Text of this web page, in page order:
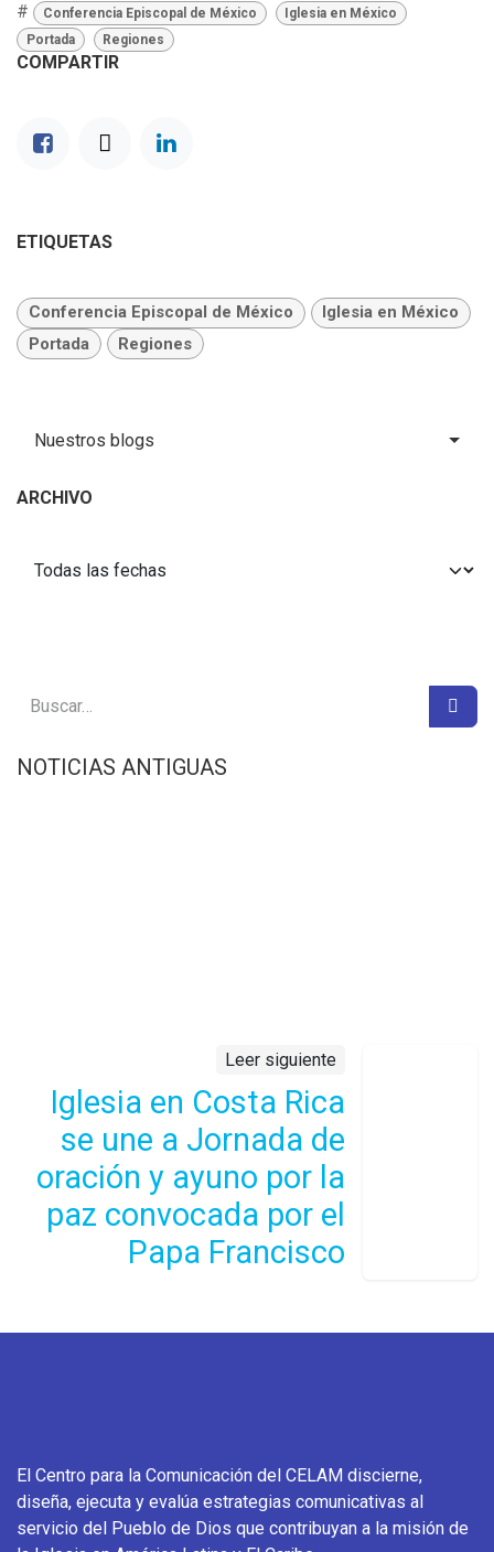
#
Conferencia Episcopal de México
Iglesia en México
Portada
Regiones
COMPARTIR
ETIQUETAS
Conferencia Episcopal de México
Iglesia en México
Portada
Regiones
Nuestros blogs
ARCHIVO
NOTICIAS ANTIGUAS
Leer siguiente
Iglesia en Costa Rica
se une a Jornada de
oración y ayuno por la
paz convocada por el
Papa Francisco
El Centro para la Comunicación del CELAM discierne,
diseña, ejecuta y evalúa estrategias comunicativas al
servicio del Pueblo de Dios que contribuyan a la misión de